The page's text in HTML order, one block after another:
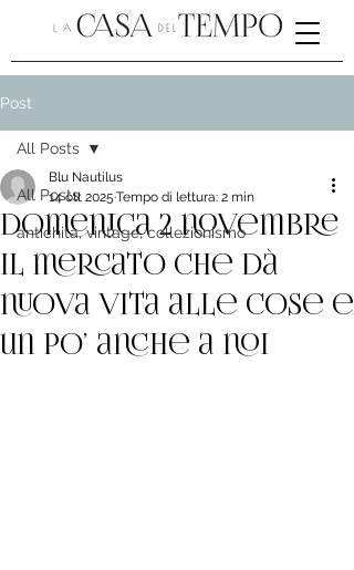
Post
All Posts
antichità, vintage, collezionismo
All Posts
Domenica 2 novembre
il mercato che dà
nuova vita alle cose e
un po’ anche a noi
Blu Nautilus
14 ott 2025 Tempo di lettura: 2 min